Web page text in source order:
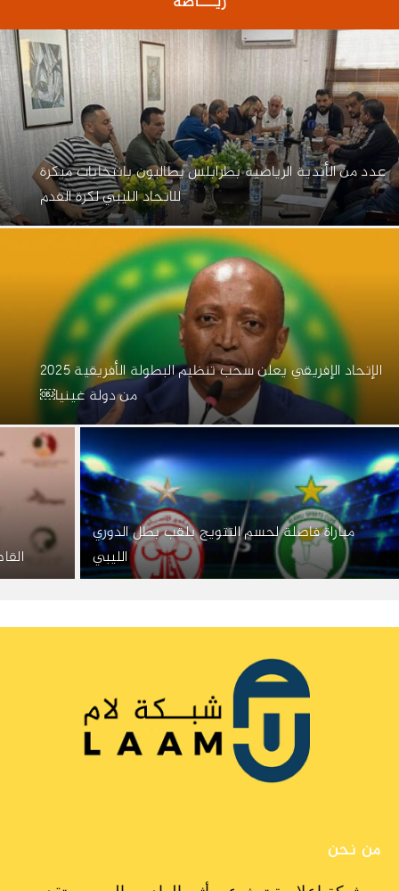
عدد من الأندية الرياضية بطرابلس يطالبون بانتخابات مبكرة
للاتحاد الليبي لكرة القدم
الإتحاد الإفريقي يعلن سحب تنظيم البطولة الأفريقية 2025
من دولة غينيا￼
مباراة فاصلة لحسم التتويج بلقب بطل الدوري
الليبي
من نحن